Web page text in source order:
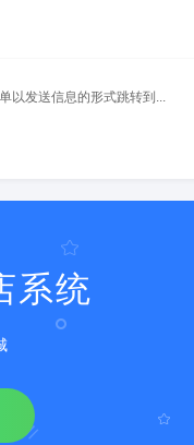
以发送信息的形式跳转到...
系统